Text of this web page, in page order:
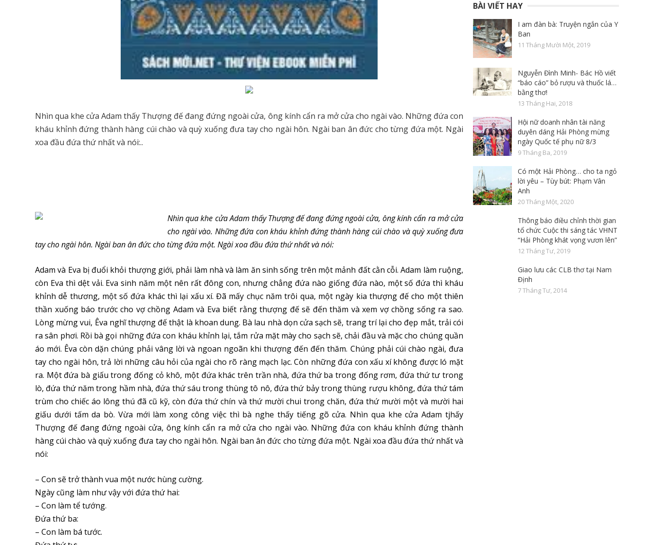
Nhìn qua khe cửa Adam thấy Thượng đế đang đứng ngoài cửa, ông kính cẩn ra mở cửa cho ngài vào. Những đứa con
kháu khỉnh đứng thành hàng cúi chào và quỳ xuống đưa tay cho ngài hôn. Ngài ban ân đức cho từng đứa một. Ngài
xoa đầu đứa thứ nhất và nói:..
Nhìn qua khe cửa Adam thấy Thượng đế đang đứng ngoài cửa, ông kính cẩn ra mở cửa
cho ngài vào. Những đứa con kháu khỉnh đứng thành hàng cúi chào và quỳ xuống đưa
tay cho ngài hôn. Ngài ban ân đức cho từng đứa một. Ngài xoa đầu đứa thứ nhất và nói:
Adam và Eva bị đuổi khỏi thượng giới, phải làm nhà và làm ăn sinh sống trên một mảnh đất cằn cỗi. Adam làm ruộng,
còn Eva thì dệt vải. Eva sinh năm một nên rất đông con, nhưng chẳng đứa nào giống đứa nào, một số đứa thì kháu
khỉnh dễ thương, một số đứa khác thì lại xấu xí. Đã mấy chục năm trôi qua, một ngày kia thượng đế cho một thiên
thần xuống báo trước cho vợ chồng Adam và Eva biết rằng thượng đế sẽ đến thăm và xem vợ chồng sống ra sao.
Lòng mừng vui, Êva nghĩ thượng đế thật là khoan dung. Bà lau nhà dọn cửa sạch sẽ, trang trí lại cho đẹp mắt, trải cói
ra sân phơi. Rồi bà gọi những đứa con kháu khỉnh lại, tắm rửa mặt mày cho sạch sẽ, chải đầu và mặc cho chúng quần
áo mới. Êva còn dặn chúng phải vâng lời và ngoan ngoãn khi thượng đến đến thăm. Chúng phải cúi chào ngài, đưa
tay cho ngài hôn, trả lời những câu hỏi của ngài cho rõ ràng mạch lạc. Còn những đứa con xấu xí không được ló mặt
ra. Một đứa bà giấu trong đống cỏ khô, một đứa khác trên trần nhà, đứa thứ ba trong đống rơm, đứa thứ tư trong
lò, đứa thứ năm trong hầm nhà, đứa thứ sáu trong thùng tô nô, đứa thứ bảy trong thùng rượu không, đứa thứ tám
trùm cho chiếc áo lông thú đã cũ kỹ, còn đứa thứ chín và thứ mười chui trong chăn, đứa thứ mười một và mười hai
giấu dưới tấm da bò. Vừa mới làm xong công việc thì bà nghe thấy tiếng gõ cửa. Nhìn qua khe cửa Adam tjhấy
Thượng đế đang đứng ngoài cửa, ông kính cẩn ra mở cửa cho ngài vào. Những đứa con kháu khỉnh đứng thành
hàng cúi chào và quỳ xuống đưa tay cho ngài hôn. Ngài ban ân đức cho từng đứa một. Ngài xoa đầu đứa thứ nhất và
nói:
– Con sẽ trở thành vua một nước hùng cường.
Ngày cũng làm như vậy với đứa thứ hai:
– Con làm tể tướng.
Đứa thứ ba:
– Con làm bá tước.
BÀI VIẾT HAY
I am đàn bà: Truyện ngắn của Y
Ban
11 Tháng Mười Một, 2019
Nguyễn Đình Minh- Bác Hồ viết
“báo cáo” bỏ rượu và thuốc lá…
bằng thơ!
13 Tháng Hai, 2018
Hội nữ doanh nhân tài năng
duyên dáng Hải Phòng mừng
ngày Quốc tế phụ nữ 8/3
9 Tháng Ba, 2019
Có một Hải Phòng… cho ta ngỏ
lời yêu – Tùy bút: Phạm Vân
Anh
20 Tháng Một, 2020
Thông báo điều chỉnh thời gian
tổ chức Cuộc thi sáng tác VHNT
“Hải Phòng khát vọng vươn lên”
12 Tháng Tư, 2019
Giao lưu các CLB thơ tại Nam
Định
7 Tháng Tư, 2014